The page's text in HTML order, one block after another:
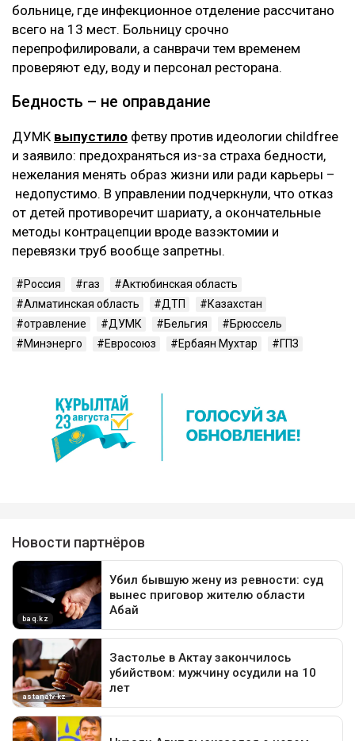
больнице, где инфекционное отделение рассчитано
всего на 13 мест. Больницу срочно
перепрофилировали, а санврачи тем временем
проверяют еду, воду и персонал ресторана.
Бедность – не оправдание
ДУМК выпустило фетву против идеологии childfree
и заявило: предохраняться из-за страха бедности,
нежелания менять образ жизни или ради карьеры –
недопустимо. В управлении подчеркнули, что отказ
от детей противоречит шариату, а окончательные
методы контрацепции вроде вазэктомии и
перевязки труб вообще запретны.
Россия газ
Актюбинская область
Алматинская область
ДТП
Казахстан
отравление
ДУМК Бельгия
Брюссель
Минэнерго
Евросоюз Ербаян Мухтар ГПЗ